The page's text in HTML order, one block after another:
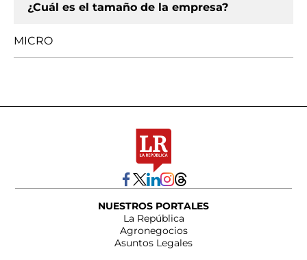
¿Cuál es el tamaño de la empresa?
MICRO
NUESTROS PORTALES
La República
Agronegocios
Asuntos Legales